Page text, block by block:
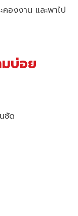
คองงาน และพาไป
มบ่อย
ชัด